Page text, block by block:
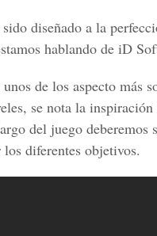
diseñado a la
hablando de iD
de los aspecto más
se nota la
del juego deberemos
los diferentes objetivos.